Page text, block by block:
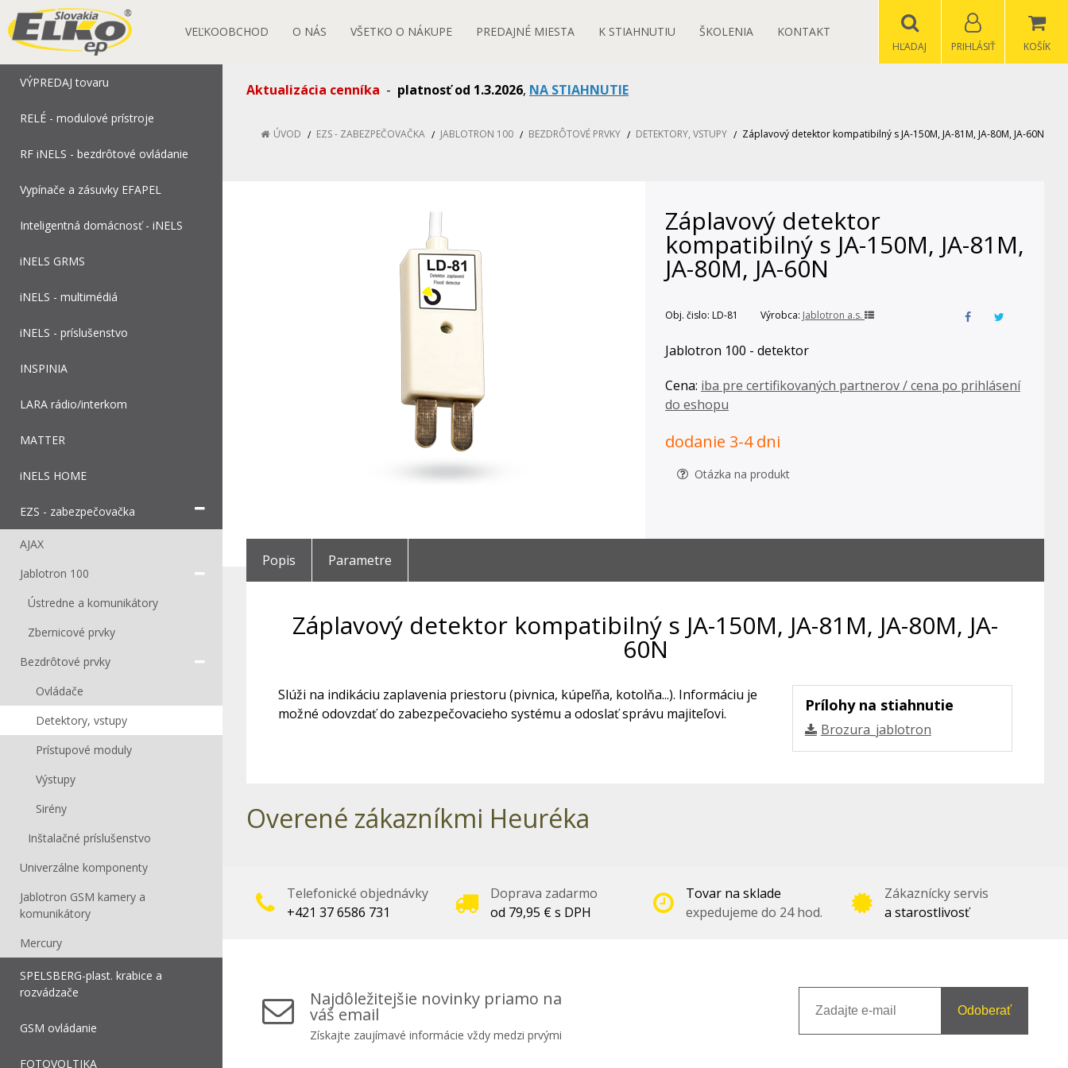
VEĽKOOBCHOD O NÁS VŠETKO O NÁKUPE PREDAJNÉ MIESTA K STIAHNUTIU ŠKOLENIA KONTAKT
KOŠÍK
PRIHLÁSIŤ
HĽADAJ
VÝPREDAJ tovaru
RELÉ - modulové prístroje
RF iNELS - bezdrôtové ovládanie
Vypínače a zásuvky EFAPEL
Inteligentná domácnosť - iNELS
iNELS GRMS
iNELS - multimédiá
iNELS - príslušenstvo
INSPINIA
LARA rádio/interkom
MATTER
iNELS HOME
EZS - zabezpečovačka
AJAX
Jablotron 100
Ústredne a komunikátory
Zbernicové prvky
Bezdrôtové prvky
Ovládače
Detektory, vstupy
Prístupové moduly
Výstupy
Sirény
Inštalačné príslušenstvo
Univerzálne komponenty
Jablotron GSM kamery a
komunikátory
Mercury
SPELSBERG-plast. krabice a
rozvádzače
GSM ovládanie
FOTOVOLTIKA
Aktualizácia cenníka - platnosť od 1.3.2026, NA STIAHNUTIE
ÚVOD EZS - ZABEZPEČOVAČKA JABLOTRON 100 BEZDRÔTOVÉ PRVKY DETEKTORY, VSTUPY Záplavový detektor kompatibilný s JA-150M, JA-81M, JA-80M, JA-60N
Záplavový detektor
kompatibilný s JA-150M, JA-81M,
JA-80M, JA-60N
Obj. čislo: LD-81 Výrobca: Jablotron a.s.
Jablotron 100 - detektor
Cena: iba pre certifikovaných partnerov / cena po prihlásení
do eshopu
dodanie 3-4 dni
Otázka na produkt
Popis Parametre
Záplavový detektor kompatibilný s JA-150M, JA-81M, JA-80M, JA-
60N
Prílohy na stiahnutie
Brozura_jablotron
Slúži na indikáciu zaplavenia priestoru (pivnica, kúpeľňa, kotolňa...). Informáciu je
možné odovzdať do zabezpečovacieho systému a odoslať správu majiteľovi.
Overené zákazníkmi Heuréka
Telefonické objednávky
+421 37 6586 731
Doprava zadarmo
od 79,95 € s DPH
Tovar na sklade
expedujeme do 24 hod.
Zákaznícky servis
a starostlivosť
Najdôležitejšie novinky priamo na
váš email
Získajte zaujímavé informácie vždy medzi prvými
Odoberať